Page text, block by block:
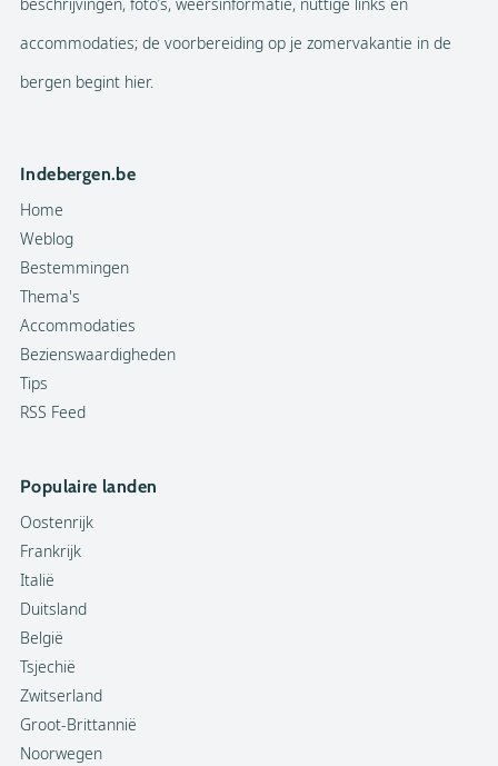
beschrijvingen, foto’s, weersinformatie, nuttige links en
accommodaties; de voorbereiding op je zomervakantie in de
bergen begint hier.
Indebergen.be
Home
Weblog
Bestemmingen
Thema's
Accommodaties
Bezienswaardigheden
Tips
RSS Feed
Populaire landen
Oostenrijk
Frankrijk
Italië
Duitsland
België
Tsjechië
Zwitserland
Groot-Brittannië
Noorwegen